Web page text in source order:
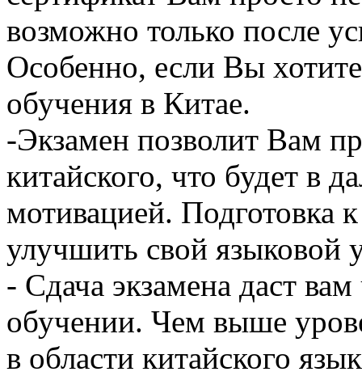
возможно только после
Особенно, если Вы
обучения в Китае.
-Экзамен позволит Вам
китайского, что будет в
мотивацией. Подготовка
улучшить свой языковой
- Сдача экзамена даст
обучении. Чем выше
в области китайского